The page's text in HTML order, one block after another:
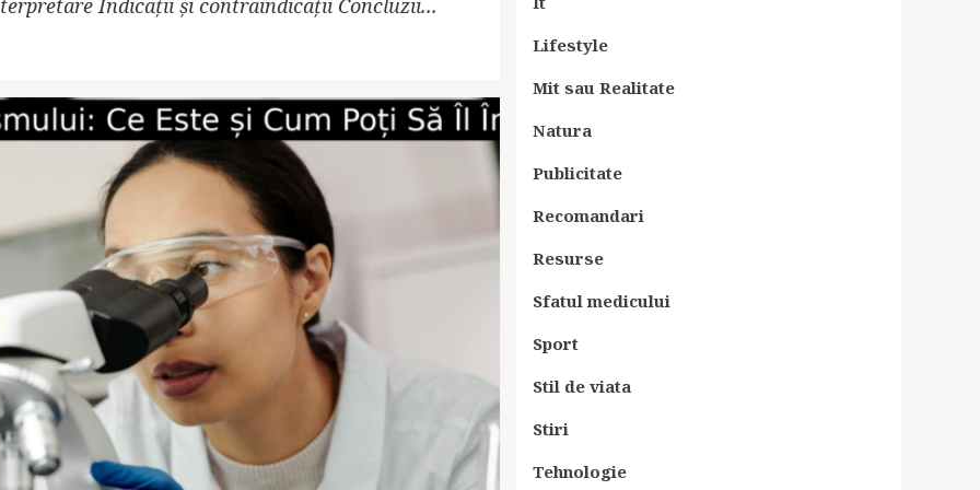
Lifestyle
Mit sau Realitate
Natura
Publicitate
Recomandari
Resurse
Sfatul medicului
Sport
Stil de viata
Stiri
Tehnologie